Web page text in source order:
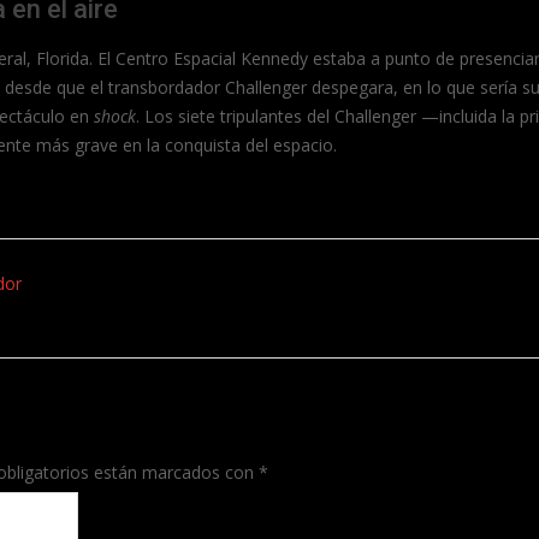
en el aire
Florida. El Centro Espacial Kennedy estaba a punto de
que el transbordador Challenger despegara, en lo que sería
en shock. Los siete tripulantes del Challenger —incluida la
más grave en la conquista del espacio.
están marcados con *